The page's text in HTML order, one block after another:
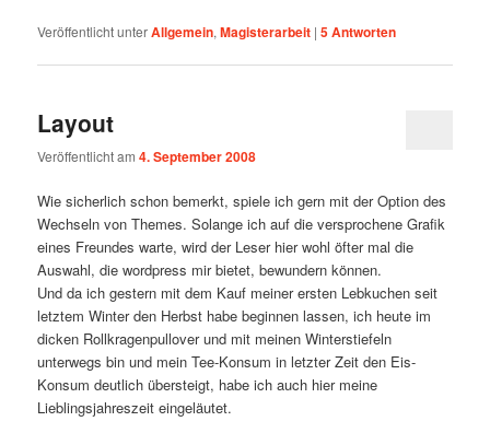
Veröffentlicht unterAllgemein,Magisterarbeit |5Antworten
Layout
Veröffentlicht am4. September 2008
Wie sicherlich schon bemerkt, spiele ich gern mit der Option des
Wechseln von Themes. Solange ich auf die versprochene Grafik
eines Freundes warte, wird der Leser hier wohl öfter mal die
Auswahl, die wordpress mir bietet, bewundern können.
Und da ich gestern mit dem Kauf meiner ersten Lebkuchen seit
letztem Winter den Herbst habe beginnen lassen, ich heute im
dicken Rollkragenpullover und mit meinen Winterstiefeln
unterwegs bin und mein Tee-Konsum in letzter Zeit den Eis-
Konsum deutlich übersteigt, habe ich auch hier meine
Lieblingsjahreszeit eingeläutet.